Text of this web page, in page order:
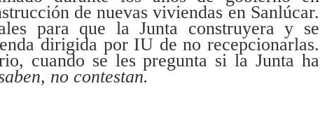
de nuevas viviendas en Sanlúcar.
para que la Junta construyera y se
dirigida por IU de no recepcionarlas.
cuando se les pregunta si la Junta ha
no contestan.